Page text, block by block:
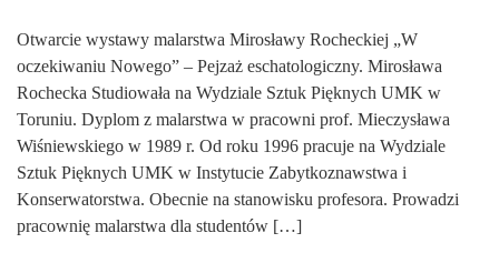
Otwarcie wystawy malarstwa Mirosławy Rocheckiej „W
oczekiwaniu Nowego” – Pejzaż eschatologiczny. Mirosława
Rochecka Studiowała na Wydziale Sztuk Pięknych UMK w
Toruniu. Dyplom z malarstwa w pracowni prof. Mieczysława
Wiśniewskiego w 1989 r. Od roku 1996 pracuje na Wydziale
Sztuk Pięknych UMK w Instytucie Zabytkoznawstwa i
Konserwatorstwa. Obecnie na stanowisku profesora. Prowadzi
pracownię malarstwa dla studentów […]